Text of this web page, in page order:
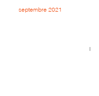
septembre 2021